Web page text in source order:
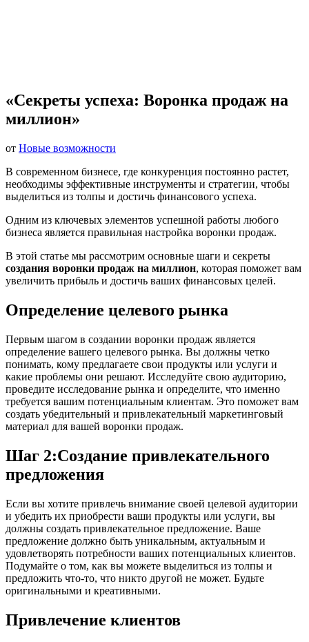
«Секреты успеха: Воронка продаж на
миллион»
от Новые возможности
В современном бизнесе, где конкуренция постоянно растет,
необходимы эффективные инструменты и стратегии, чтобы
выделиться из толпы и достичь финансового успеха.
Одним из ключевых элементов успешной работы любого
бизнеса является правильная настройка воронки продаж.
В этой статье мы рассмотрим основные шаги и секреты
создания воронки продаж на миллион, которая поможет вам
увеличить прибыль и достичь ваших финансовых целей.
Определение целевого рынка
Первым шагом в создании воронки продаж является
определение вашего целевого рынка. Вы должны четко
понимать, кому предлагаете свои продукты или услуги и
какие проблемы они решают. Исследуйте свою аудиторию,
проведите исследование рынка и определите, что именно
требуется вашим потенциальным клиентам. Это поможет вам
создать убедительный и привлекательный маркетинговый
материал для вашей воронки продаж.
Шаг 2:Создание привлекательного
предложения
Если вы хотите привлечь внимание своей целевой аудитории
и убедить их приобрести ваши продукты или услуги, вы
должны создать привлекательное предложение. Ваше
предложение должно быть уникальным, актуальным и
удовлетворять потребности ваших потенциальных клиентов.
Подумайте о том, как вы можете выделиться из толпы и
предложить что-то, что никто другой не может. Будьте
оригинальными и креативными.
Привлечение клиентов